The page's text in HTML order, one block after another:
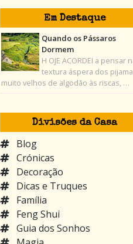
Em Destaque
Quando os Pássaros
Dormem
H OJE ACORDEI a pensar
textura áspera dos
muito velhos de algodão às riscas, …
Divisões da Casa
Blog
Crónicas
Decoração
Dicas e Truques
Família
Feng Shui
Guia dos Sonhos